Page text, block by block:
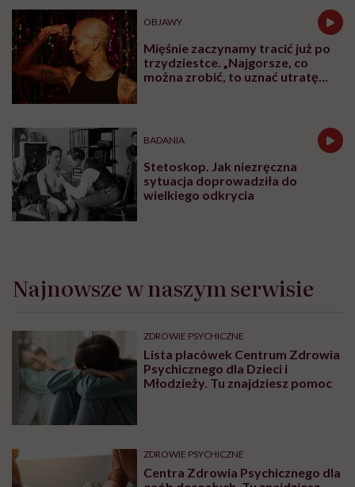
OBJAWY
Mięśnie zaczynamy tracić już po
trzydziestce. „Najgorsze, co
można zrobić, to uznać utratę
BADANIA
Stetoskop. Jak niezręczna
sytuacja doprowadziła do
wielkiego odkrycia
Najnowsze w naszym serwisie
ZDROWIE PSYCHICZNE
Lista placówek Centrum Zdrowia
Psychicznego dla Dzieci i
Młodzieży. Tu znajdziesz pomoc
ZDROWIE PSYCHICZNE
Centra Zdrowia Psychicznego dla